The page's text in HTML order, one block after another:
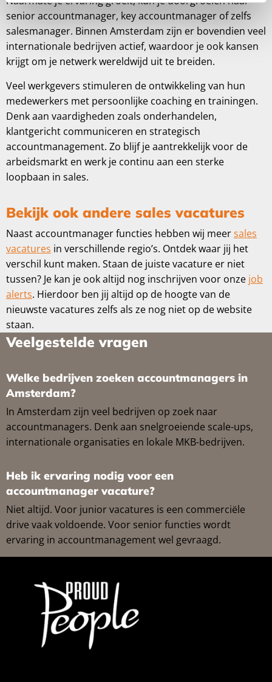
senior accountmanager, key accountmanager of zelfs
salesmanager. Binnen Amsterdam zijn er bovendien veel
internationale bedrijven actief, waardoor je ook kansen
krijgt om je netwerk wereldwijd uit te breiden.
Veel werkgevers stimuleren de ontwikkeling van hun
medewerkers met persoonlijke coaching en trainingen.
Denk aan vaardigheden zoals onderhandelen,
klantgericht communiceren en strategisch
accountmanagement. Zo blijf je aantrekkelijk voor de
arbeidsmarkt en werk je continu aan een sterke
loopbaan in sales.
Bekijk ook andere sales vacatures
Naast accountmanager functies hebben wij meersales
vacatures in verschillende regio’s. Ontdek waar jij het
verschil kunt maken. Staan de juiste vacature er niet
tussen? Je kan je ook altijd nog inschrijven voor onze job
alerts. Hierdoor ben jij altijd op de hoogte van de
nieuwste vacatures zelfs als ze nog niet op de website
staan.
Veelgestelde vragen
Welke bedrijven zoeken accountmanagers in
Amsterdam?
In Amsterdam zijn veel bedrijven op zoek naar
accountmanagers. Denk aan snelgroeiende scale-ups,
internationale organisaties en lokale MKB-bedrijven.
Heb ik ervaring nodig voor een
accountmanager vacature?
Niet altijd. Voor junior vacatures is een commerciële
drive vaak voldoende. Voor senior functies wordt
ervaring in accountmanagement wel gevraagd.